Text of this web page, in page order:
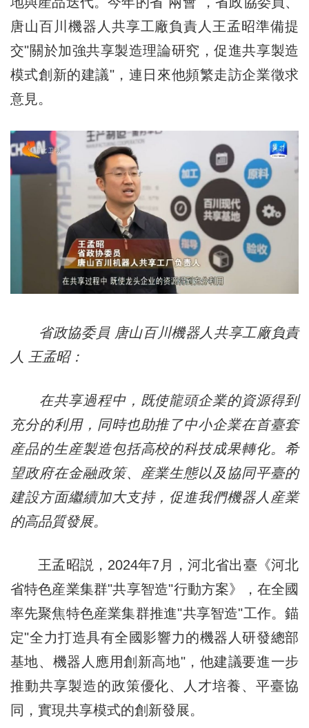
唐山百川機器人共享工廠負責人王孟昭準備提
交"關於加強共享製造理論研究，促進共享製造
模式創新的建議"，連日來他頻繁走訪企業徵求
意見。
省政協委員 唐山百川機器人共享工廠負責
人 王孟昭：
在共享過程中，既使龍頭企業的資源得到
充分的利用，同時也助推了中小企業在首臺套
産品的生産製造包括高校的科技成果轉化。希
望政府在金融政策、産業生態以及協同平臺的
建設方面繼續加大支持，促進我們機器人産業
的高品質發展。
王孟昭説，2024年7月，河北省出臺《河北
省特色産業集群"共享智造"行動方案》，在全國
率先聚焦特色産業集群推進"共享智造"工作。錨
定"全力打造具有全國影響力的機器人研發總部
基地、機器人應用創新高地"，他建議要進一步
推動共享製造的政策優化、人才培養、平臺協
同，實現共享模式的創新發展。